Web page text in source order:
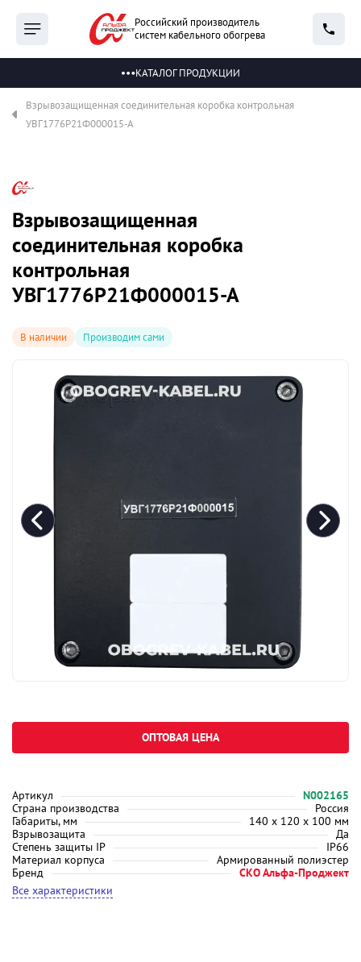
Российский производитель
систем кабельного обогрева
КАТАЛОГ ПРОДУКЦИИ
Взрывозащищенная соединительная коробка контрольная
УВГ1776Р21Ф000015-А
В наличии Производим сами
Взрывозащищенная
соединительная коробка
контрольная
УВГ1776Р21Ф000015-А
Артикул
N002165
Страна производства
Россия
Габариты, мм
140 х 120 х 100 мм
Взрывозащита
Да
Степень защиты IP
IP66
Материал корпуса
Армированный полиэстер
Бренд
СКО Альфа-Проджект
Все характеристики
ОПТОВАЯ ЦЕНА